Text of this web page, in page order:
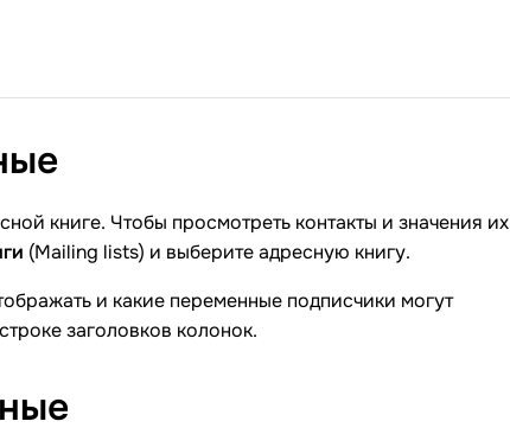
книге. Чтобы просмотреть контакты и значения их
(Mailing lists) и выберите адресную книгу.
и какие переменные подписчики могут
заголовков колонок.